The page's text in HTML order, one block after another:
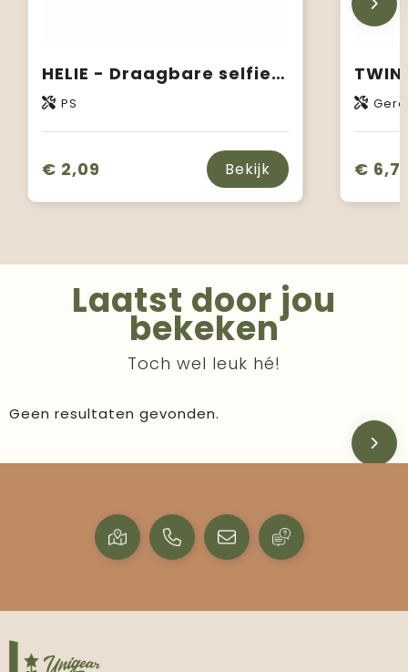
HELIE - Draagbare selfie ringlamp
PS
€ 2,09 Bekijk € 6,71
Laatst door jou
bekeken
Toch wel leuk hé!
Geen resultaten gevonden.